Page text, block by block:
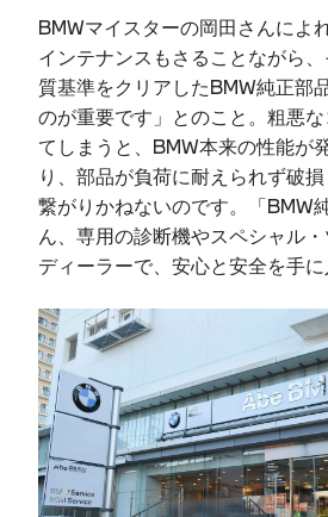
BMWマイスターの岡田さんによ
インテナンスもさることながら
質基準をクリアしたBMW純正部
のが重要です」とのこと。粗悪
てしまうと、BMW本来の性能が
り、部品が負荷に耐えられず破
繋がりかねないのです。「BMW
ん、専用の診断機やスペシャル
ディーラーで、安心と安全を手に